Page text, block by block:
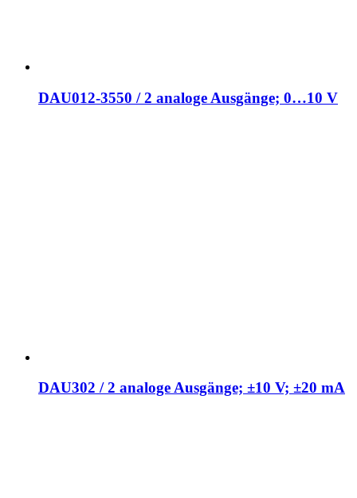
DAU012-3550 / 2 analoge Ausgänge; 0…10 V
DAU302 / 2 analoge Ausgänge; ±10 V; ±20 mA